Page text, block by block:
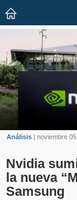
Análisis | noviembre
Nvidia
la nueva
Samsung